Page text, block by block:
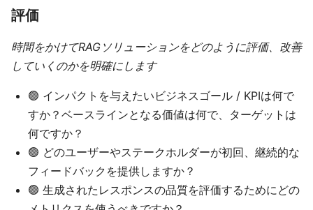
評価
時間をかけてRAGソリューションをどのように評価、改善
していくのかを明確にします
🟢 インパクトを与えたいビジネスゴール / KPIは何で
すか？ベースラインとなる価値は何で、ターゲットは
何ですか？
🟢 どのユーザーやステークホルダーが初回、継続的な
フィードバックを提供しますか？
🟢 生成されたレスポンスの品質を評価するためにどの